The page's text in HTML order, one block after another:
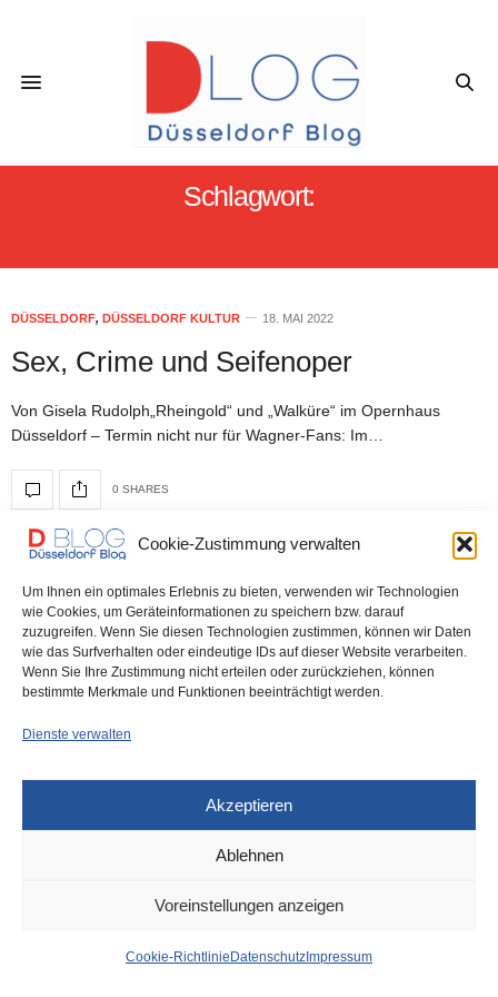
Cookie-Zustimmung verwalten
Um Ihnen ein optimales Erlebnis zu bieten, verwenden wir Technologien
wie Cookies, um Geräteinformationen zu speichern bzw. darauf
zuzugreifen. Wenn Sie diesen Technologien zustimmen, können wir Daten
wie das Surfverhalten oder eindeutige IDs auf dieser Website verarbeiten.
Wenn Sie Ihre Zustimmung nicht erteilen oder zurückziehen, können
bestimmte Merkmale und Funktionen beeinträchtigt werden.
Dienste verwalten
Akzeptieren
Ablehnen
Voreinstellungen anzeigen
Cookie-Richtlinie Datenschutz Impressum
Schlagwort:
DÜSSELDORF, DÜSSELDORF KULTUR 18. MAI 2022
Sex, Crime und Seifenoper
Von Gisela Rudolph„Rheingold“ und „Walküre“ im Opernhaus
Düsseldorf – Termin nicht nur für Wagner-Fans: Im…
0 SHARES
IMPRESSUM DATENSCHUTZ COOKIE-RICHTLINIE (EU)